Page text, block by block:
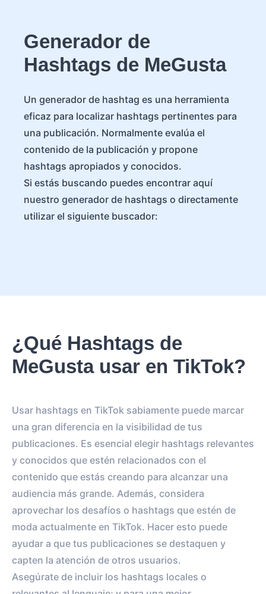
Generador de
Hashtags de MeGusta
Un generador de hashtag es una herramienta
eficaz para localizar hashtags pertinentes para
una publicación. Normalmente evalúa el
contenido de la publicación y propone
hashtags apropiados y conocidos.
Si estás buscando puedes encontrar aquí
nuestro generador de hashtags o directamente
utilizar el siguiente buscador:
¿Qué Hashtags de
MeGusta usar en TikTok?
Usar hashtags en TikTok sabiamente puede marcar
una gran diferencia en la visibilidad de tus
publicaciones. Es esencial elegir hashtags relevantes
y conocidos que estén relacionados con el
contenido que estás creando para alcanzar una
audiencia más grande. Además, considera
aprovechar los desafíos o hashtags que estén de
moda actualmente en TikTok. Hacer esto puede
ayudar a que tus publicaciones se destaquen y
capten la atención de otros usuarios.
Asegúrate de incluir los hashtags locales o